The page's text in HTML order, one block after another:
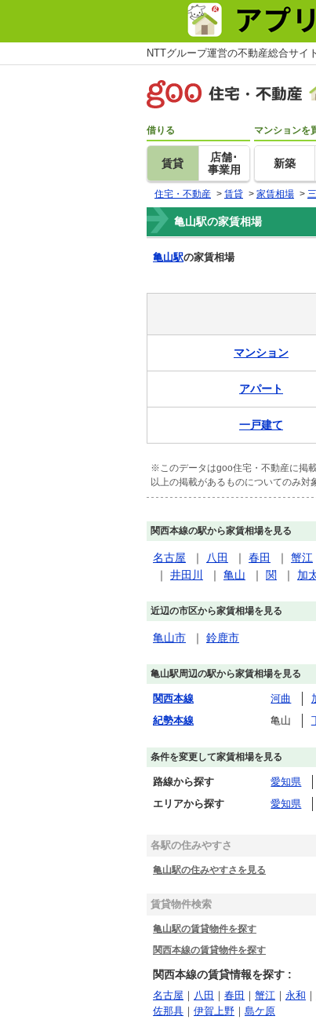
NTTグループ運営の不動産総合サイ
借りる
賃貸
店舗･
事業用
マンションを
新築
住宅・不動産 > 賃貸 > 家賃相場 >
亀山駅の家賃相場
亀山駅の家賃相場
マンション
アパート
一戸建て
※このデータはgoo住宅・不動産に掲
以上の掲載があるものについてのみ対
関西本線の駅から家賃相場を見る
名古屋 ｜ 八田 ｜ 春田 ｜ 蟹江
｜ 井田川 ｜ 亀山 ｜ 関 ｜ 加
近辺の市区から家賃相場を見る
亀山市 ｜ 鈴鹿市
亀山駅周辺の駅から家賃相場を見る
関西本線 河曲
紀勢本線
亀山
条件を変更して家賃相場を見る
路線から探す 愛知県
エリアから探す
愛知県
各駅の住みやすさ
亀山駅の住みやすさを見る
賃貸物件検索
亀山駅の賃貸物件を探す
関西本線の賃貸物件を探す
関西本線の賃貸情報を探す :
名古屋 ｜ 八田 ｜ 春田 ｜ 蟹江 ｜ 永和 ｜
佐那具 ｜ 伊賀上野 ｜ 島ケ原